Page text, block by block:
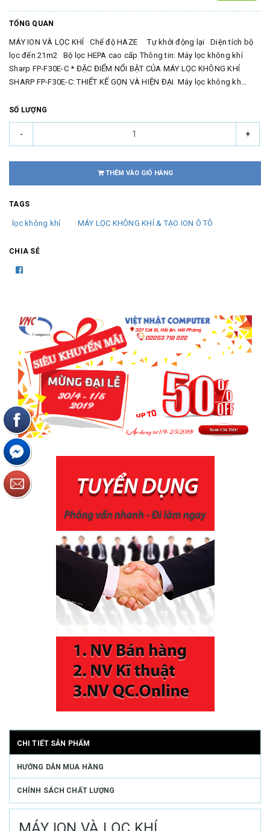
TỔNG QUAN
MÁY ION VÀ LỌC KHÍ Chế độ HAZE Tự khởi động lại Diện tích bộ
lọc đến 21m2 Bộ lọc HEPA cao cấp Thông tin: Máy lọc không khí
Sharp FP-F30E-C * ĐẶC ĐIỂM NỔI BẬT CỦA MÁY LỌC KHÔNG KHÍ
SHARP FP-F30E-C: THIẾT KẾ GỌN VÀ HIỆN ĐẠI Máy lọc không kh...
SỐ LƯỢNG
- +
THÊM VÀO GIỎ HÀNG
TAGS
lọc không khí MÁY LỌC KHÔNG KHÍ & TẠO ION Ô TÔ
CHIA SẺ
CHI TIẾT SẢN PHẨM
HƯỚNG DẪN MUA HÀNG
CHÍNH SÁCH CHẤT LƯỢNG